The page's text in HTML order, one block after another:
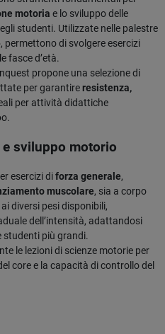
motoria e lo sviluppo delle
studenti. Utilizzate nelle palestre
permettono di svolgere esercizi
fasce d’età.
propone una selezione di
per garantireresistenza,
per attività didattiche
sviluppo motorio
esercizi diforza generale,
muscolare, sia a corpo
diversi pesi disponibili,
dell’intensità, adattandosi
studenti più grandi.
le lezioni di scienze motorie per
core e la capacità di controllo del